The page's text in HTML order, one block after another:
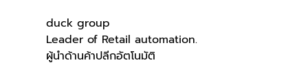
duck group
Leader of Retail automation.
ผู้นำด้านค้าปลีกอัตโนมัติ